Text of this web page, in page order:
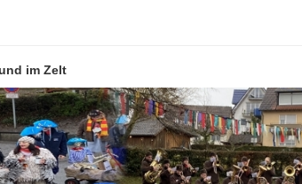
im Zelt